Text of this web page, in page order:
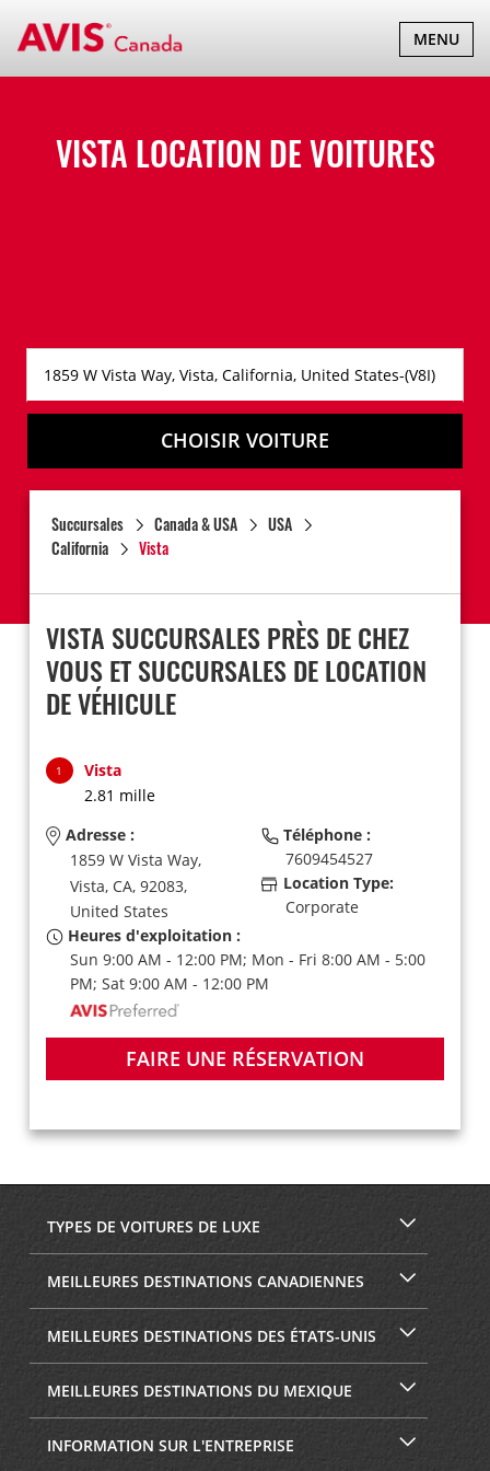
BASCULER
LA
MENU
VISTA LOCATION DE VOITURES
CHOISIR VOITURE
Succursales Canada & USA
USA
California
Vista
VISTA SUCCURSALES PRÈS DE CHEZ
VOUS ET SUCCURSALES DE LOCATION
DE VÉHICULE
1
Vista
2.81 mille
Adresse :
1859 W Vista Way,
Vista, CA, 92083,
United States
Téléphone :
7609454527
Location Type:
Corporate
Heures d'exploitation :
Sun 9:00 AM - 12:00 PM; Mon - Fri 8:00 AM - 5:00
PM; Sat 9:00 AM - 12:00 PM
FAIRE UNE RÉSERVATION
TYPES DE VOITURES DE LUXE
MEILLEURES DESTINATIONS CANADIENNES
MEILLEURES DESTINATIONS DES ÉTATS-UNIS
MEILLEURES DESTINATIONS DU MEXIQUE
INFORMATION SUR L'ENTREPRISE